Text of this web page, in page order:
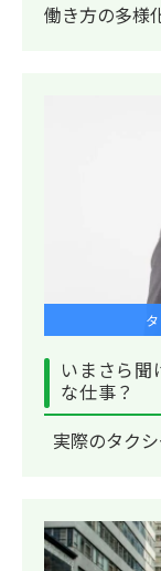
働き方の多様
いまさら聞
な仕事？
実際のタク